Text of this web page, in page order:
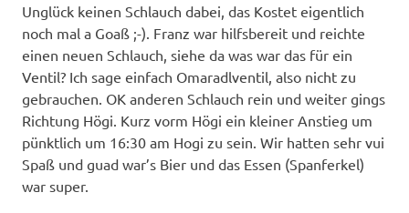
Unglück keinen Schlauch dabei, das Kostet eigentlich
noch mal a Goaß ;-). Franz war hilfsbereit und reichte
einen neuen Schlauch, siehe da was war das für ein
Ventil? Ich sage einfach Omaradlventil, also nicht zu
gebrauchen. OK anderen Schlauch rein und weiter gings
Richtung Högi. Kurz vorm Högi ein kleiner Anstieg um
pünktlich um 16:30 am Hogi zu sein. Wir hatten sehr vui
Spaß und guad war’s Bier und das Essen (Spanferkel)
war super.